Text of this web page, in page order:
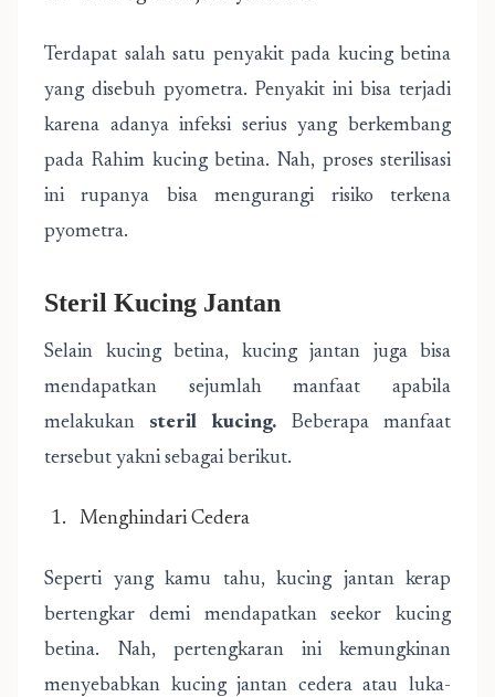
Terdapat salah satu penyakit pada kucing betina
yang disebuh pyometra. Penyakit ini bisa terjadi
karena adanya infeksi serius yang berkembang
pada Rahim kucing betina. Nah, proses sterilisasi
ini rupanya bisa mengurangi risiko terkena
pyometra.
Steril Kucing Jantan
Selain kucing betina, kucing jantan juga bisa
mendapatkan sejumlah manfaat apabila
melakukan steril kucing. Beberapa manfaat
tersebut yakni sebagai berikut.
Menghindari Cedera
Seperti yang kamu tahu, kucing jantan kerap
bertengkar demi mendapatkan seekor kucing
betina. Nah, pertengkaran ini kemungkinan
menyebabkan kucing jantan cedera atau luka-